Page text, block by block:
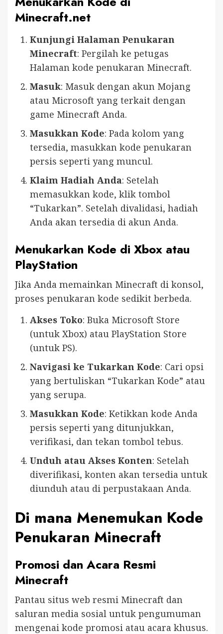
Minecraft.net
Kunjungi Halaman Penukaran
Minecraft: Pergilah ke petugas
Halaman kode penukaran Minecraft.
Masuk: Masuk dengan akun Mojang
atau Microsoft yang terkait dengan
game Minecraft Anda.
Masukkan Kode: Pada kolom yang
tersedia, masukkan kode penukaran
persis seperti yang muncul.
Klaim Hadiah Anda: Setelah
memasukkan kode, klik tombol
“Tukarkan”. Setelah divalidasi, hadiah
Anda akan tersedia di akun Anda.
Menukarkan Kode di Xbox atau
PlayStation
Jika Anda memainkan Minecraft di konsol,
proses penukaran kode sedikit berbeda.
Akses Toko: Buka Microsoft Store
(untuk Xbox) atau PlayStation Store
(untuk PS).
Navigasi ke Tukarkan Kode: Cari opsi
yang bertuliskan “Tukarkan Kode” atau
yang serupa.
Masukkan Kode: Ketikkan kode Anda
persis seperti yang ditunjukkan,
verifikasi, dan tekan tombol tebus.
Unduh atau Akses Konten: Setelah
diverifikasi, konten akan tersedia untuk
diunduh atau di perpustakaan Anda.
Di mana Menemukan Kode
Penukaran Minecraft
Promosi dan Acara Resmi
Minecraft
Pantau situs web resmi Minecraft dan
saluran media sosial untuk pengumuman
mengenai kode promosi atau acara khusus.